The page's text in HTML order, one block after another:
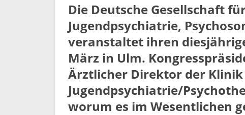
Die Deutsche Gesellschaft
Jugendpsychiatrie,
veranstaltet ihren
März in Ulm.
Ärztlicher Direktor der
Jugendpsychiatrie/
worum es im Wesentlichen